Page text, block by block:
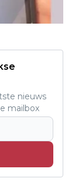
nieuws
mailbox